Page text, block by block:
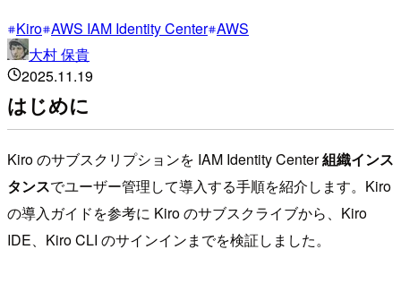
Kiro AWS IAM Identity Center AWS
大村 保貴
2025.11.19
はじめに
Kiro のサブスクリプションを IAM Identity Center組織インス
タンスでユーザー管理して導入する手順を紹介します。Kiro
の導入ガイドを参考に Kiro のサブスクライブから、Kiro
IDE、Kiro CLI のサインインまでを検証しました。